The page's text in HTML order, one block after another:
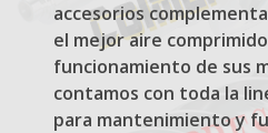
accesorios
el mejor aire
funcionamiento de sus
contamos con toda la
para mantenimiento y